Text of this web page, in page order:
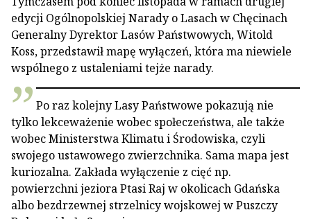
edycji Ogólnopolskiej Narady o Lasach w Chęcinach
Generalny Dyrektor Lasów Państwowych, Witold
Koss, przedstawił mapę wyłączeń, która ma niewiele
wspólnego z ustaleniami tejże narady.
Po raz kolejny Lasy Państwowe pokazują nie
tylko lekceważenie wobec społeczeństwa, ale także
wobec Ministerstwa Klimatu i Środowiska, czyli
swojego ustawowego zwierzchnika. Sama mapa jest
kuriozalna. Zakłada wyłączenie z cięć np.
powierzchni jeziora Ptasi Raj w okolicach Gdańska
albo bezdrzewnej strzelnicy wojskowej w Puszczy